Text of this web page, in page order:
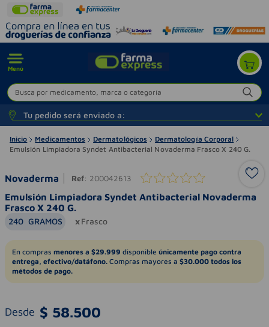
Menú
Busca por medicamento, marca o categoría
Tu pedido será enviado a:
Inicio Medicamentos Dermatológicos
Dermatología Corporal
Emulsión Limpiadora Syndet Antibacterial Novaderma Frasco X 240 G.
Novaderma Ref: 200042613
Emulsión Limpiadora Syndet Antibacterial Novaderma
Frasco X 240 G.
240 GRAMOS Frasco
En compras menores a $29.999 disponible únicamente pago contra
entrega, efectivo/datáfono. Compras mayores a $30.000 todos los
métodos de pago.
Desde $ 58.500